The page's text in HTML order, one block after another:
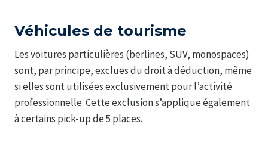
Véhicules de tourisme
Les voitures particulières (berlines, SUV, monospaces)
sont, par principe, exclues du droit à déduction, même
si elles sont utilisées exclusivement pour l’activité
professionnelle. Cette exclusion s’applique également
à certains pick-up de 5 places.